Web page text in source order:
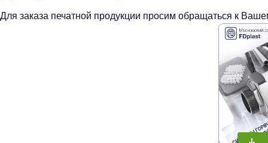
Для заказа печатной продукции просим обращаться к